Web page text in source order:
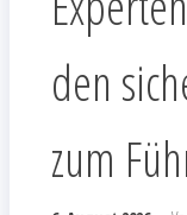
den
zum